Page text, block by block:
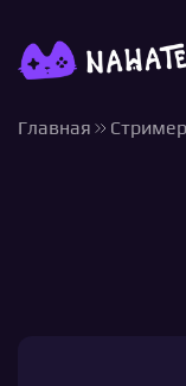
Главная